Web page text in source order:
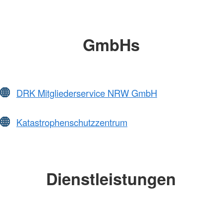
GmbHs
DRK Mitgliederservice NRW GmbH
Katastrophenschutzzentrum
Dienstleistungen